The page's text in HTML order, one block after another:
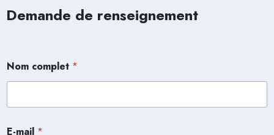
Demande de renseignement
Nom complet *
E-mail *